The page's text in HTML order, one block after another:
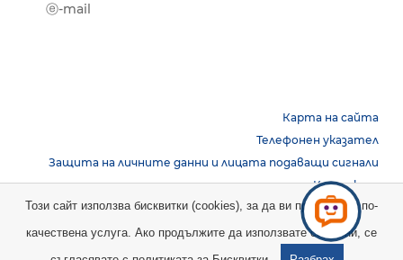
ⓔ-mail
Карта на сайта
Телефонен указател
Защита на личните данни и лицата подаващи сигнали
Контакти
Copyright © 2026 НБУ. Всички права запазени.
Този сайт използва бисквитки (cookies), за да ви предостави по-
качествена услуга. Ако продължите да използвате сайта ни, се